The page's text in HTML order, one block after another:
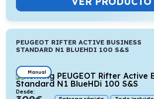
PEUGEOT RIFTER ACTIVE BUSINESS
STANDARD N1 BLUEHDI 100 S&S
Manual
Desde: